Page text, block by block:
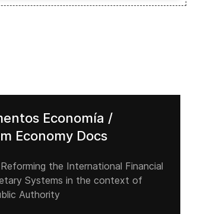
effects of deforestation
Economía /
Economy Docs
the International Financial
Systems in the context of
Authority